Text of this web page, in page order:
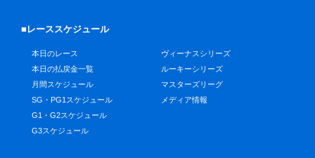
■レーススケジュール
本日のレース
本日の払戻金一覧
月間スケジュール
SG・PG1スケジュール
G1・G2スケジュール
G3スケジュール
ヴィーナスシリーズ
ルーキーシリーズ
マスターズリーグ
メディア情報